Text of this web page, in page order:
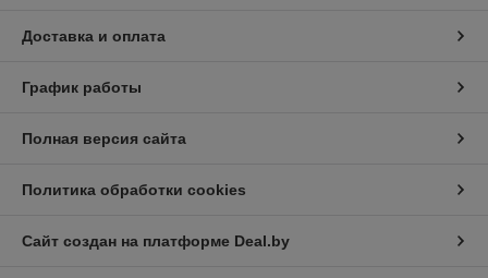
Доставка и оплата
График работы
Полная версия сайта
Политика обработки cookies
Сайт создан на платформе Deal.by